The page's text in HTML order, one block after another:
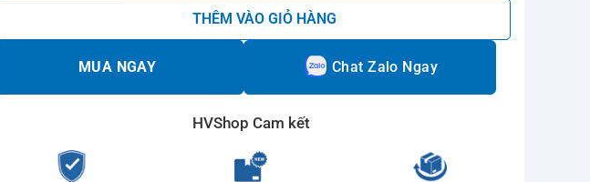
THÊM VÀO GIỎ HÀNG
MUA NGAY Chat Zalo Ngay
HVShop Cam kết